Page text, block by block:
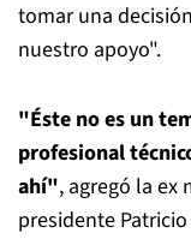
tomar una
nuestro apoyo".
"Éste no es un
profesional
ahí", agregó la ex
presidente